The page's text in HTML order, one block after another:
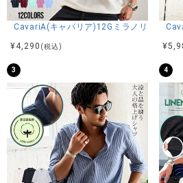
CavariA(キャバリア)12Gミラノリブクル
¥4,290 (税込)
¥
3 4